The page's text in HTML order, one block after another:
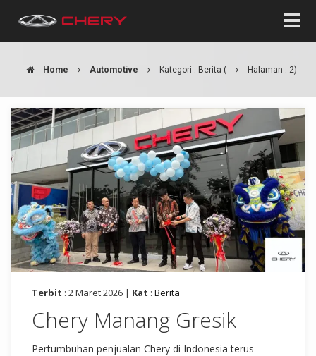
Home Automotive Kategori : Berita ( Halaman : 2)
Terbit : 2 Maret 2026 | Kat : Berita
Chery Manang Gresik
Pertumbuhan penjualan Chery di Indonesia terus